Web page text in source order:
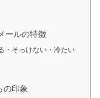
ールの特徴
・そっけない・冷たい
の印象